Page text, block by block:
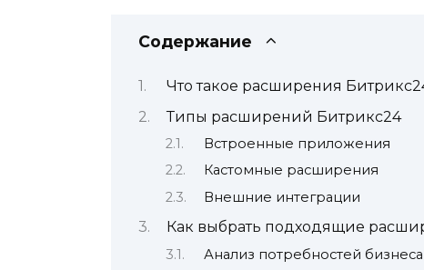
Содержание
Что такое расширения
Типы расширений Битрикс24
Встроенные приложения
Кастомные расширения
Внешние интеграции
Как выбрать подходящие
Анализ потребностей бизнеса